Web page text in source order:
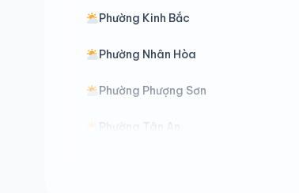
Phường Kinh Bắc
Phường Nhân Hòa
Phường Phượng Sơn
Phường Tân An